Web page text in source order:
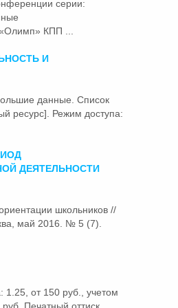
серии:
КПП ...
И
данные. Список
ресурс]. Режим доступа:
ДЕЯТЕЛЬНОСТИ
школьников //
май 2016. № 5 (7).
1.25, от 150 руб., учетом
Печатный оттиск